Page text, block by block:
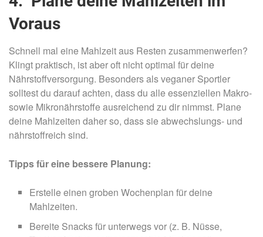
Voraus
Schnell mal eine Mahlzeit aus Resten zusammenwerfen?
Klingt praktisch, ist aber oft nicht optimal für deine
Nährstoffversorgung. Besonders als veganer Sportler
solltest du darauf achten, dass du alle essenziellen Makro-
sowie Mikronährstoffe ausreichend zu dir nimmst. Plane
deine Mahlzeiten daher so, dass sie abwechslungs- und
nährstoffreich sind.
Tipps für eine bessere Planung:
Erstelle einen groben Wochenplan für deine
Mahlzeiten.
Bereite Snacks für unterwegs vor (z. B. Nüsse,